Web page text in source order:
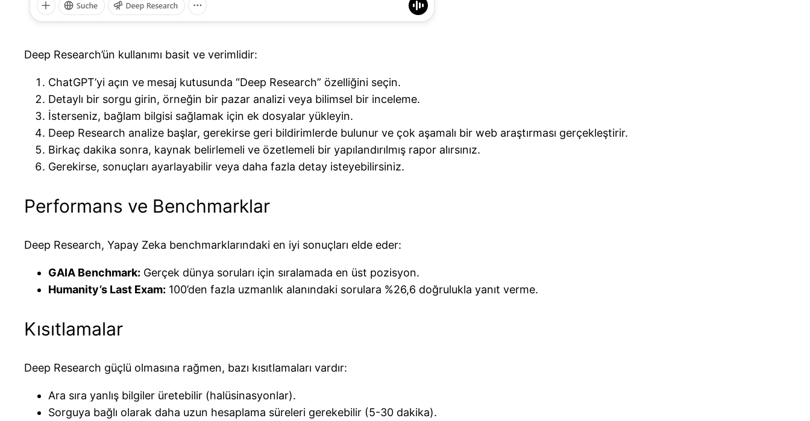
Deep Research’ün kullanımı basit ve verimlidir:
ChatGPT’yi açın ve mesaj kutusunda “Deep Research” özelliğini seçin.
Detaylı bir sorgu girin, örneğin bir pazar analizi veya bilimsel bir inceleme.
İsterseniz, bağlam bilgisi sağlamak için ek dosyalar yükleyin.
Deep Research analize başlar, gerekirse geri bildirimlerde bulunur ve çok aşamalı bir web araştırması gerçekleştirir.
Birkaç dakika sonra, kaynak belirlemeli ve özetlemeli bir yapılandırılmış rapor alırsınız.
Gerekirse, sonuçları ayarlayabilir veya daha fazla detay isteyebilirsiniz.
Performans ve Benchmarklar
Deep Research, Yapay Zeka benchmarklarındaki en iyi sonuçları elde eder:
GAIA Benchmark: Gerçek dünya soruları için sıralamada en üst pozisyon.
Humanity’s Last Exam: 100’den fazla uzmanlık alanındaki sorulara %26,6 doğrulukla yanıt verme.
Kısıtlamalar
Deep Research güçlü olmasına rağmen, bazı kısıtlamaları vardır:
Ara sıra yanlış bilgiler üretebilir (halüsinasyonlar).
Sorguya bağlı olarak daha uzun hesaplama süreleri gerekebilir (5-30 dakika).